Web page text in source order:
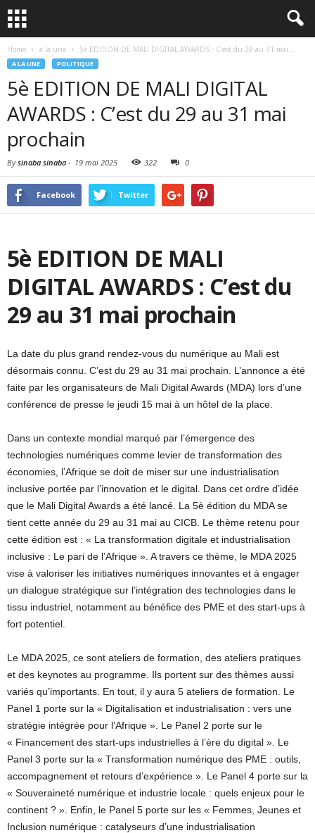
Home a la une 5è EDITION DE MALI DIGITAL AWARDS : C’est du 29 au 31 mai...
A LA UNE POLITIQUE
5è EDITION DE MALI DIGITAL
AWARDS : C’est du 29 au 31 mai
prochain
Bysinaba sinaba - 19 mai 2025 322 0
Facebook Twitter
5è EDITION DE MALI
DIGITAL AWARDS : C’est du
29 au 31 mai prochain
La date du plus grand rendez-vous du numérique au Mali est
désormais connu. C’est du 29 au 31 mai prochain. L’annonce a été
faite par les organisateurs de Mali Digital Awards (MDA) lors d’une
conférence de presse le jeudi 15 mai à un hôtel de la place.
Dans un contexte mondial marqué par l’émergence des
technologies numériques comme levier de transformation des
économies, l’Afrique se doit de miser sur une industrialisation
inclusive portée par l’innovation et le digital. Dans cet ordre d’idée
que le Mali Digital Awards a été lancé. La 5è édition du MDA se
tient cette année du 29 au 31 mai au CICB. Le thème retenu pour
cette édition est : « La transformation digitale et industrialisation
inclusive : Le pari de l’Afrique ». A travers ce thème, le MDA 2025
vise à valoriser les initiatives numériques innovantes et à engager
un dialogue stratégique sur l’intégration des technologies dans le
tissu industriel, notamment au bénéfice des PME et des start-ups à
fort potentiel.
Le MDA 2025, ce sont ateliers de formation, des ateliers pratiques
et des keynotes au programme. Ils portent sur des thèmes aussi
variés qu’importants. En tout, il y aura 5 ateliers de formation. Le
Panel 1 porte sur la « Digitalisation et industrialisation : vers une
stratégie intégrée pour l’Afrique ». Le Panel 2 porte sur le
« Financement des start-ups industrielles à l’ère du digital ». Le
Panel 3 porte sur la « Transformation numérique des PME : outils,
accompagnement et retours d’expérience ». Le Panel 4 porte sur la
« Souveraineté numérique et industrie locale : quels enjeux pour le
continent ? ». Enfin, le Panel 5 porte sur les « Femmes, Jeunes et
Inclusion numérique : catalyseurs d’une industrialisation